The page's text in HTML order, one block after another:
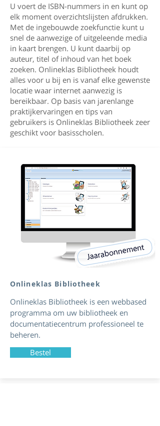
U voert de ISBN-nummers in en kunt op
elk moment overzichtslijsten afdrukken.
Met de ingebouwde zoekfunctie kunt u
snel de aanwezige of uitgeleende media
in kaart brengen. U kunt daarbij op
auteur, titel of inhoud van het boek
zoeken. Onlineklas Bibliotheek houdt
alles voor u bij en is vanaf elke gewenste
locatie waar internet aanwezig is
bereikbaar. Op basis van jarenlange
praktijkervaringen en tips van
gebruikers is Onlineklas Bibliotheek zeer
geschikt voor basisscholen.
Onlineklas Bibliotheek
Onlineklas Bibliotheek is een webbased
programma om uw bibliotheek en
documentatiecentrum professioneel te
beheren.
Bestel